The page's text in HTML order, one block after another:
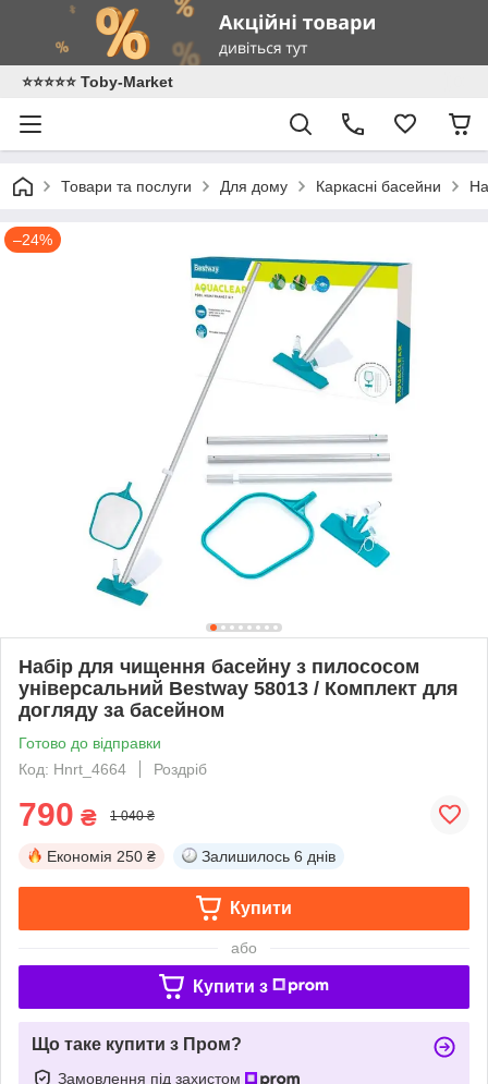
⭐️⭐️⭐️⭐️⭐️ Toby-Market
Товари та послуги Для дому Каркасні басейни
–24%
Набір для чищення басейну з пилососом
універсальний Bestway 58013 / Комплект для
догляду за басейном
Готово до відправки
Код: Hnrt_4664
Роздріб
790 ₴ 1 040 ₴
Економія 250 ₴ Залишилось 6 днів
Купити
або
Купити з
Що таке купити з Пром?
Замовлення під захистом